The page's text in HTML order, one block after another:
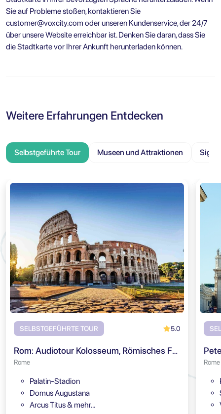
Sie auf Probleme stoßen, kontaktieren Sie
customer@voxcity.com oder unseren Kundenservice, der 24/7
über unsere Website erreichbar ist. Denken Sie daran, dass Sie
die Stadtkarte vor Ihrer Ankunft herunterladen können.
Weitere Erfahrungen Entdecken
Selbstgeführte Tour Museen und Attraktionen
SELBSTGEFÜHRTE TOUR 5.0
Rom: Audiotour Kolosseum, Römisches Forum & Palatin
Rome
Palatin-Stadion
Domus Augustana
Arcus Titus & mehr…
Rome